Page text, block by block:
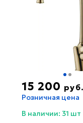
15 200 руб.
Розничная цена
В наличии: 31 шт